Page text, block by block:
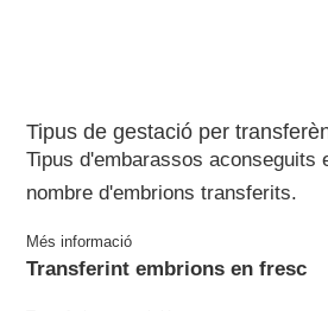
Tipus de gestació per
Tipus d'embarassos aconseguits
nombre d'embrions transferits.
Més informació
Transferint embrions en fresc